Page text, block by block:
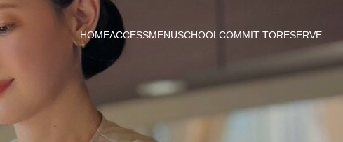
HOMEACCESSMENUSCHOOL COMMIT TORESERVE